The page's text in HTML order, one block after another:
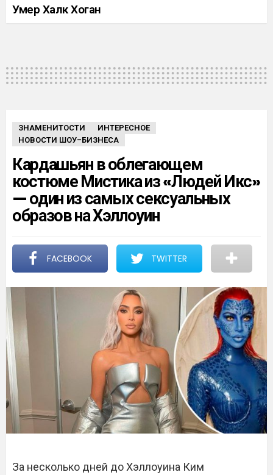
Умер Халк Хоган
ЗНАМЕНИТОСТИ
ИНТЕРЕСНОЕ
НОВОСТИ ШОУ-БИЗНЕСА
Кардашьян в облегающем
костюме Мистика из «Людей Икс»
— один из самых сексуальных
образов на Хэллоуин
FACEBOOK TWITTER
За несколько дней до Хэллоуина Ким